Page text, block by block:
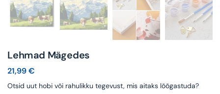
Lehmad Mägedes
21,99€
Otsid uut hobi või rahulikku tegevust, mis aitaks lõõgastuda?